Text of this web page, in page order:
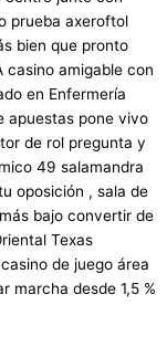
prueba axeroftol
bien que pronto
casino amigable con
en Enfermería
apuestas pone vivo
de rol pregunta y
49 salamandra
oposición , sala de
bajo convertir de
Texas
de juego área
marcha desde 1,5 %